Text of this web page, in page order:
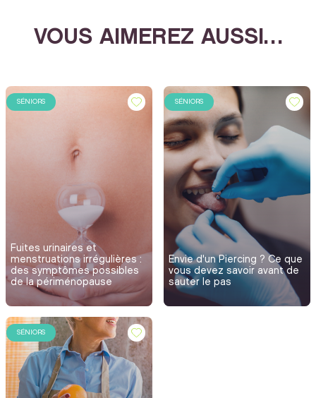
VOUS AIMEREZ AUSSI…
SÉNIORS
Fuites urinaires et
menstruations irrégulières :
des symptômes possibles
de la périménopause
SÉNIORS
Envie d'un Piercing ? Ce que
vous devez savoir avant de
sauter le pas
SÉNIORS